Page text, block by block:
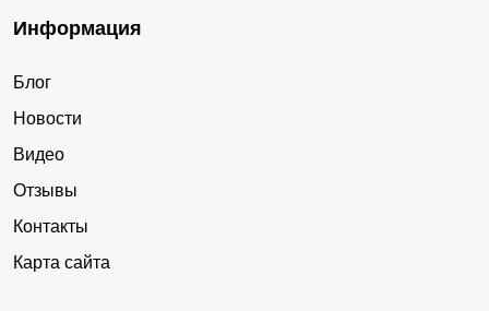
Информация
Блог
Новости
Видео
Отзывы
Контакты
Карта сайта